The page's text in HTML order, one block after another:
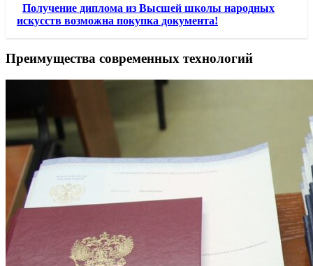
Получение диплома из Высшей школы народных
искусств возможна покупка документа!
Преимущества современных технологий